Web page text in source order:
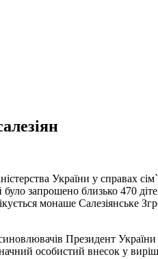
України у справах
запрошено близько 470
монаше Салезіянське
Президент
особистий внесок у